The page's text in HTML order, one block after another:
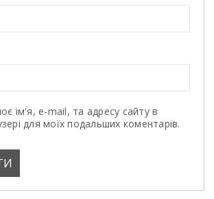
ім'я, e-mail, та адресу сайту в
для моїх подальших коментарів.